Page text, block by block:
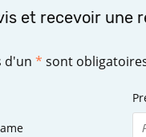
et recevoir une
d'un * sont